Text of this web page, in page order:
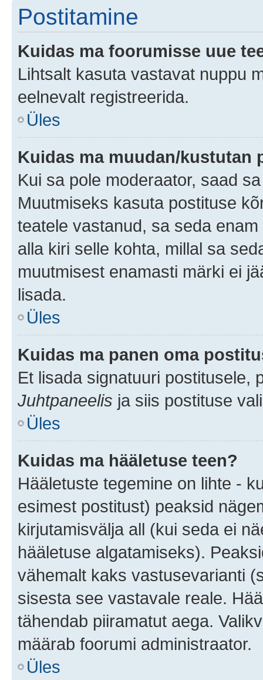
Postitamine
Kuidas ma foorumisse uue
Lihtsalt kasuta vastavat nuppu
eelnevalt registreerida.
Üles
Kuidas ma muudan/kustutan
Kui sa pole moderaator, saad
Muutmiseks kasuta postituse
teatele vastanud, sa seda
alla kiri selle kohta, millal sa
muutmisest enamasti märki ei
lisada.
Üles
Kuidas ma panen oma
Et lisada signatuuri postitusele,
Juhtpaneelis ja siis postituse
Üles
Kuidas ma hääletuse teen?
Hääletuste tegemine on lihte -
esimest postitust) peaksid
kirjutamisvälja all (kui seda ei
hääletuse algatamiseks).
vähemalt kaks vastusevarianti
sisesta see vastavale reale.
tähendab piiramatut aega.
määrab foorumi administraator.
Üles